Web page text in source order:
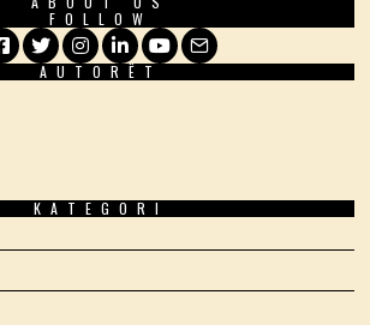
FOLLOW
Facebook
TwitterInstagram
LinkedIn
YouTube
Email
AUTORËT
KATEGORI